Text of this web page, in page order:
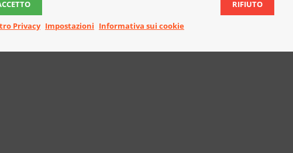
RIFIUTO
Privacy Impostazioni Informativa sui cookie